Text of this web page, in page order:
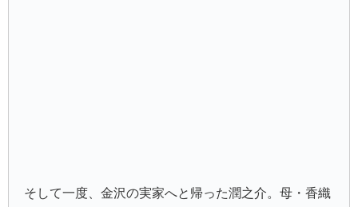
そして一度、金沢の実家へと帰った潤之介。母・香織